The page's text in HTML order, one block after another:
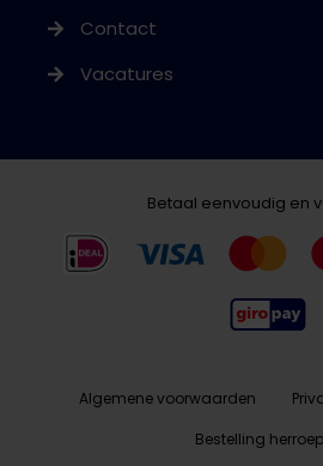
Contact
Vacatures
Betaal eenvoudig en
Algemene voorwaarden
Bestelling